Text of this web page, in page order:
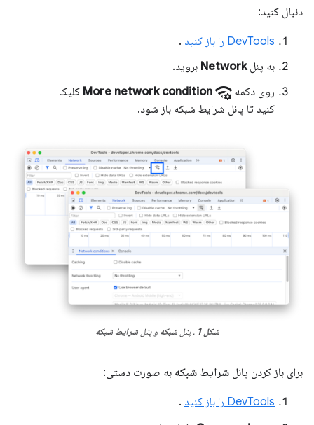
دنبال کنید:
DevTools را باز کنید
.
به پنلNetwork بروید.
روی دکمه network_manage
More network condition کلیک
کنید تا پانل شرایط شبکه باز شود.
شکل 1 . پنلشبکه و پنلشرایط شبکه
برای باز کردن پانل شرایط شبکه به صورت دستی:
DevTools را باز کنید
.